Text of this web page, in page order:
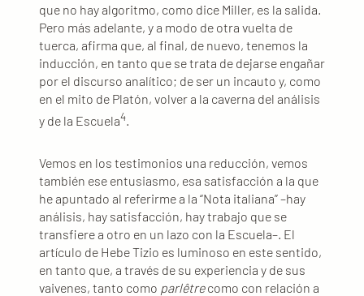
que no hay algoritmo, como dice Miller, es la salida.
Pero más adelante, y a modo de otra vuelta de
tuerca, afirma que, al final, de nuevo, tenemos la
inducción, en tanto que se trata de dejarse engañar
por el discurso analítico; de ser un incauto y, como
en el mito de Platón, volver a la caverna del análisis
y de la Escuela4.
Vemos en los testimonios una reducción, vemos
también ese entusiasmo, esa satisfacción a la que
he apuntado al referirme a la “Nota italiana” –hay
análisis, hay satisfacción, hay trabajo que se
transfiere a otro en un lazo con la Escuela–. El
artículo de Hebe Tizio es luminoso en este sentido,
en tanto que, a través de su experiencia y de sus
vaivenes, tanto como parlêtrecomo con relación a